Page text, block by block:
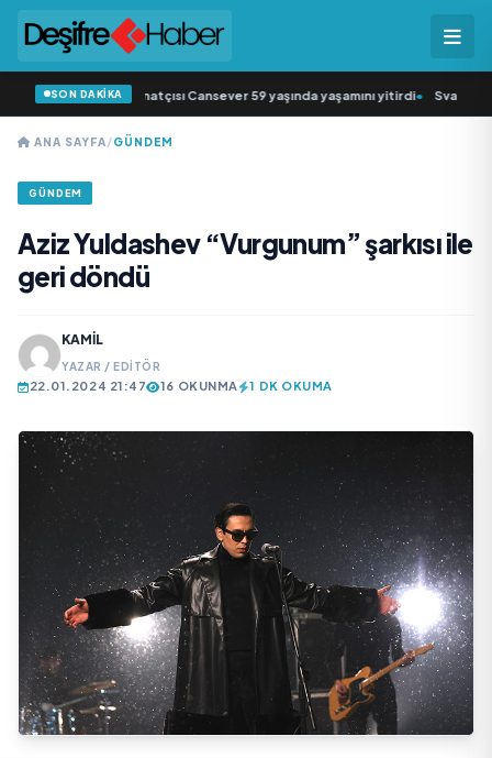
SON DAKİKA
müziğin sevilen sanatçısı Cansever 59 yaşında yaşamını yitirdi• Svadba
ANA SAYFA/GÜNDEM
GÜNDEM
Aziz Yuldashev “Vurgunum” şarkısı ile
geri döndü
KAMIL
YAZAR / EDITÖR
22.01.2024 21:47 16 OKUNMA 1 DK OKUMA